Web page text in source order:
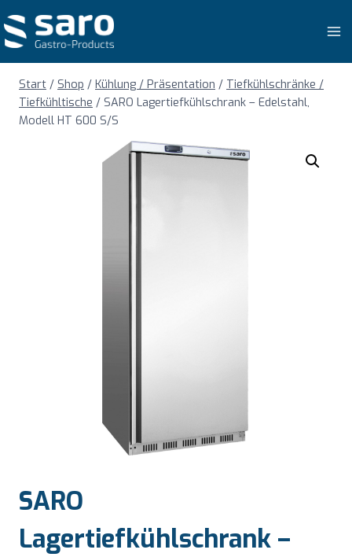
Inhalt
springen
Start / Shop / Kühlung / Präsentation / Tiefkühlschränke /
Tiefkühltische / SARO Lagertiefkühlschrank – Edelstahl,
Modell HT 600 S/S
SARO
Lagertiefkühlschrank –